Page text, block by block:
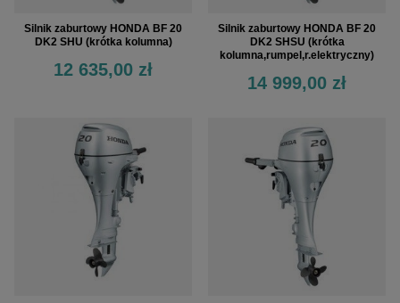
Silnik zaburtowy HONDA BF 20
DK2 SHU (krótka kolumna)
12 635,00 zł
Silnik zaburtowy HONDA BF 20
DK2 SHSU (krótka
kolumna,rumpel,r.elektryczny)
14 999,00 zł